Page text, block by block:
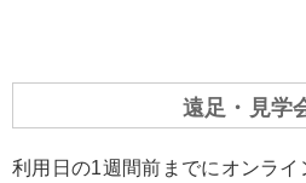
遠足・見学
利用日の1週間前までにオンライ